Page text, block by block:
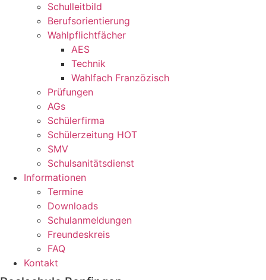
Schulleitbild
Berufsorientierung
Wahlpflichtfächer
AES
Technik
Wahlfach Franzözisch
Prüfungen
AGs
Schülerfirma
Schülerzeitung HOT
SMV
Schulsanitätsdienst
Informationen
Termine
Downloads
Schulanmeldungen
Freundeskreis
FAQ
Kontakt